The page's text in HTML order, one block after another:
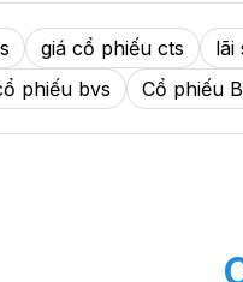
giá cổ phiếu cts lãi
phiếu bvs Cổ phiếu